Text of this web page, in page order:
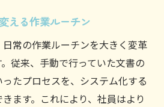
える作業ルーチン
常の作業ルーチンを大きく変革
従来、手動で行っていた文書の
たプロセスを、システム化する
ます。これにより、社員はより